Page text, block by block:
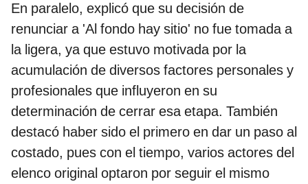
En paralelo, explicó que su decisión de
renunciar a 'Al fondo hay sitio' no fue tomada a
la ligera, ya que estuvo motivada por la
acumulación de diversos factores personales y
profesionales que influyeron en su
determinación de cerrar esa etapa. También
destacó haber sido el primero en dar un paso al
costado, pues con el tiempo, varios actores del
elenco original optaron por seguir el mismo